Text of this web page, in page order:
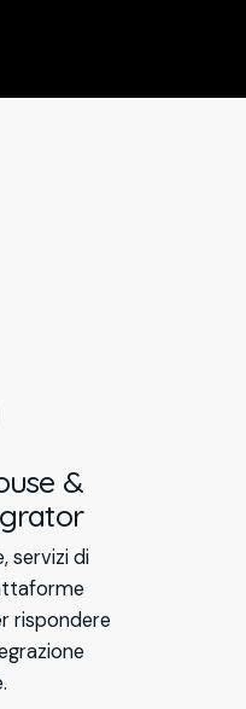
&
servizi di
rispondere